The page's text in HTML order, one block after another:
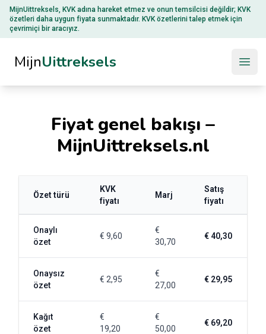
MijnUittreksels, KVKadına hareket etmez ve onun temsilcisi değildir; KVK
özetleri daha uygun fiyata sunmaktadır. KVK özetlerini talep etmek için
çevrimiçi bir aracıyız.
MijnUittreksels
Fiyat genel bakışı –
MijnUittreksels.nl
Özet türü
KVK
fiyatı
Marj
Satış
fiyatı
Onaylı
özet
€ 9,60
€
30,70
€ 40,30
Onaysız
özet
€ 2,95
€
27,00
€ 29,95
Kağıt
özet
€
19,20
€
50,00
€ 69,20